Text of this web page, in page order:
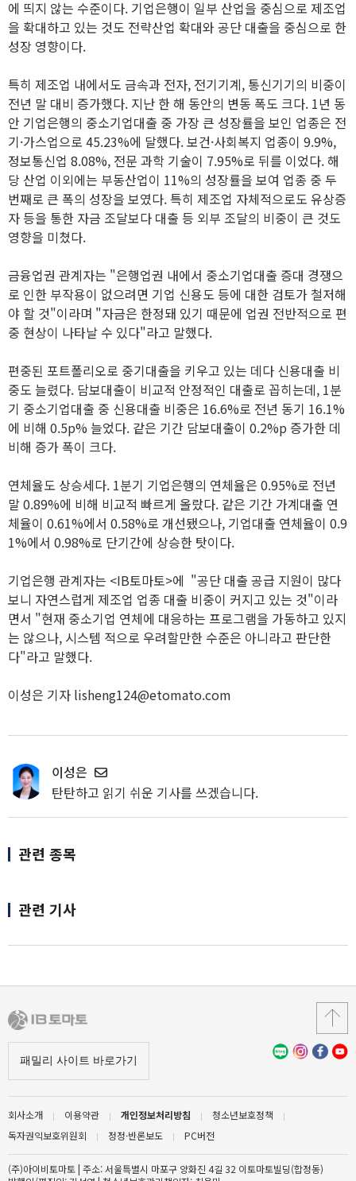
에 띄지 않는 수준이다. 기업은행이 일부 산업을 중심으로 제조업
을 확대하고 있는 것도 전략산업 확대와 공단 대출을 중심으로 한
성장 영향이다.
특히 제조업 내에서도 금속과 전자, 전기기계, 통신기기의 비중이
전년 말 대비 증가했다. 지난 한 해 동안의 변동 폭도 크다. 1년 동
안 기업은행의 중소기업대출 중 가장 큰 성장률을 보인 업종은 전
기·가스업으로 45.23%에 달했다. 보건·사회복지 업종이 9.9%,
정보통신업 8.08%, 전문 과학 기술이 7.95%로 뒤를 이었다. 해
당 산업 이외에는 부동산업이 11%의 성장률을 보여 업종 중 두
번째로 큰 폭의 성장을 보였다. 특히 제조업 자체적으로도 유상증
자 등을 통한 자금 조달보다 대출 등 외부 조달의 비중이 큰 것도
영향을 미쳤다.
금융업권 관계자는 "은행업권 내에서 중소기업대출 증대 경쟁으
로 인한 부작용이 없으려면 기업 신용도 등에 대한 검토가 철저해
야 할 것"이라며 "자금은 한정돼 있기 때문에 업권 전반적으로 편
중 현상이 나타날 수 있다"라고 말했다.
편중된 포트폴리오로 중기대출을 키우고 있는 데다 신용대출 비
중도 늘렸다. 담보대출이 비교적 안정적인 대출로 꼽히는데, 1분
기 중소기업대출 중 신용대출 비중은 16.6%로 전년 동기 16.1%
에 비해 0.5p% 늘었다. 같은 기간 담보대출이 0.2%p 증가한 데
비해 증가 폭이 크다.
연체율도 상승세다. 1분기 기업은행의 연체율은 0.95%로 전년
말 0.89%에 비해 비교적 빠르게 올랐다. 같은 기간 가계대출 연
체율이 0.61%에서 0.58%로 개선됐으나, 기업대출 연체율이 0.9
1%에서 0.98%로 단기간에 상승한 탓이다.
기업은행 관계자는 <IB토마토>에 "공단 대출 공급 지원이 많다
보니 자연스럽게 제조업 업종 대출 비중이 커지고 있는 것"이라
면서 "현재 중소기업 연체에 대응하는 프로그램을 가동하고 있지
는 않으나, 시스템 적으로 우려할만한 수준은 아니라고 판단한
다"라고 말했다.
이성은 기자 lisheng124@etomato.com
이성은
탄탄하고 읽기 쉬운 기사를 쓰겠습니다.
관련 종목
관련 기사
회사소개 이용약관 개인정보처리방침
청소년보호정책
독자권익보호위원회
정정·반론보도 PC버전
(주)아이비토마토 | 주소: 서울특별시 마포구 양화진 4길 32 이토마토빌딩(합정동)